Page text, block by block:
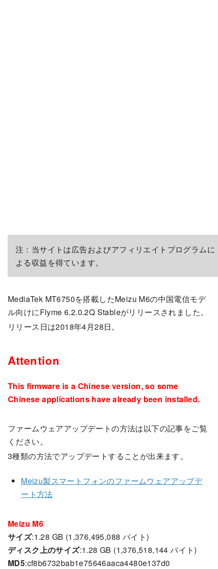
注：当サイトは広告およびアフィリエイトプログラムに
よる収益を得ています。
MediaTek MT6750を搭載したMeizu M6の中国電信モデ
ル向けにFlyme 6.2.0.2Q Stableがリリースされました。
リリース日は2018年4月28日。
Attention
This firmware is a Chinese version, so some
Chinese applications have already been installed.
ファームウェアアップデートの方法は以下の記事をご覧
ください。
3種類の方法でアップデートすることが出来ます。
Meizu製スマートフォンのファームウェアアップデ
ート方法
Meizu M6
サイズ:1.28 GB (1,376,495,088 バイト)
ディスク上のサイズ:1.28 GB (1,376,518,144 バイト)
MD5:cf8b6732bab1e75646aaca4480e137d0